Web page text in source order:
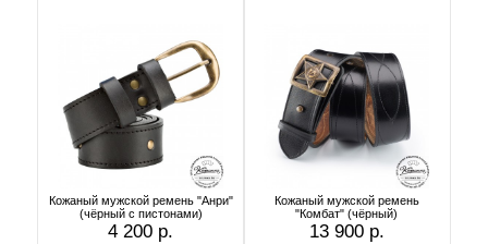
Кожаный мужской ремень "Анри"
(чёрный с пистонами)
4 200 р.
Кожаный мужской ремень
"Комбат" (чёрный)
13 900 р.